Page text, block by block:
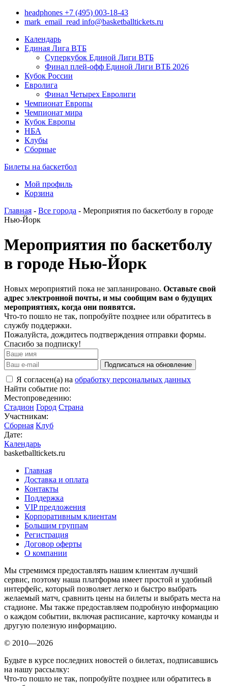
headphones +7 (495) 003-18-43
mark_email_read info@basketballtickets.ru
Календарь
Единая Лига ВТБ
Суперкубок Единой Лиги ВТБ
Финал плей-офф Единой Лиги ВТБ 2026
Кубок России
Евролига
Финал Четырех Евролиги
Чемпионат Европы
Чемпионат мира
Кубок Европы
НБА
Клубы
Сборные
Билеты на баскетбол
Мой профиль
Корзина
Главная - Все города - Мероприятия по баскетболу в городе
Нью-Йорк
Мероприятия по баскетболу
в городе Нью-Йорк
Новых мероприятий пока не запланировано. Оставьте свой
адрес электронной почты, и мы сообщим вам о будущих
мероприятиях, когда они появятся.
Что-то пошло не так, попробуйте позднее или обратитесь в
службу поддержки.
Пожалуйста, дождитесь подтверждения отправки формы.
Спасибо за подписку!
Подписаться на обновление
Я согласен(а) на обработку персональных данных
Найти событие по:
Местопроведению:
Стадион Город Страна
Участникам:
Сборная Клуб
Дате:
Календарь
basketballtickets.ru
Главная
Доставка и оплата
Контакты
Поддержка
VIP предложения
Корпоративным клиентам
Большим группам
Регистрация
Договор оферты
О компании
Мы стремимся предоставлять нашим клиентам лучший
сервис, поэтому наша платформа имеет простой и удобный
интерфейс, который позволяет легко и быстро выбрать
желаемый матч, сравнить цены на билеты и выбрать места на
стадионе. Мы также предоставляем подробную информацию
о каждом событии, включая расписание, карточку команды и
другую полезную информацию.
© 2010—2026
Будьте в курсе последних новостей о билетах, подписавшись
на нашу рассылку:
Что-то пошло не так, попробуйте позднее или обратитесь в